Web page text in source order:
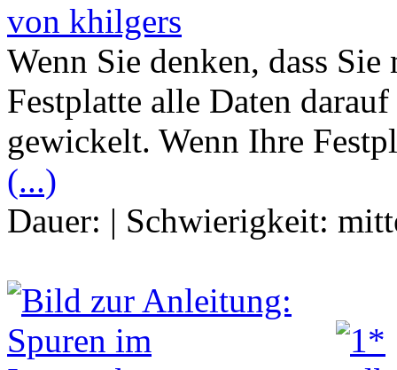
von khilgers
Wenn Sie denken, dass
Festplatte alle Daten
gewickelt. Wenn Ihre
(...)
Dauer: | Schwierigkeit: